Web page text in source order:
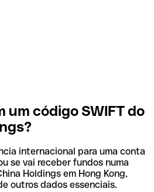
um código SWIFT do
internacional para uma conta
se vai receber fundos numa
Holdings em Hong Kong,
outros dados essenciais.